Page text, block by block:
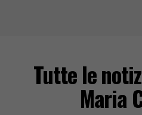
Tutte le
Maria